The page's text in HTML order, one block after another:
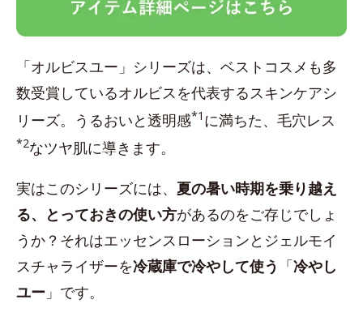
「オルビスユー」シリーズは、ベストコスメも多
数受賞しているオルビスを代表するスキンケアシ
リーズ。うるおいと透明感*1 に満ちた、毛穴レス
*2なツヤ肌に導きます。
実はこのシリーズには、 夏の暑い時期を乗り越え
る、とっておきの使い方があるのをご存じでしょ
うか？それはエッセンスローションとジェルモイ
スチャライザーを冷蔵庫で冷やして使う 「冷やし
ユー 」です。